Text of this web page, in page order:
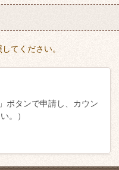
てください。
ボタンで申請し、カウン
。）